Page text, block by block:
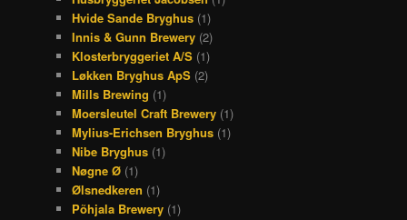
Hvide Sande Bryghus (1)
Innis & Gunn Brewery (2)
Klosterbryggeriet A/S (1)
Løkken Bryghus ApS (2)
Mills Brewing (1)
Moersleutel Craft Brewery (1)
Mylius-Erichsen Bryghus (1)
Nibe Bryghus (1)
Nøgne Ø (1)
Ølsnedkeren (1)
Põhjala Brewery (1)